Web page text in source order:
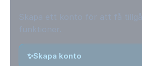
✨Skapa konto